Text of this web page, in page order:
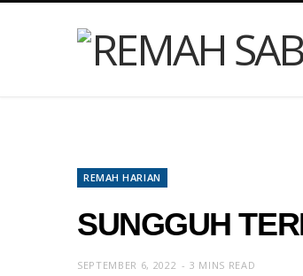
REMAH HARIAN
SUNGGUH
SEPTEMBER 6, 2022 3 MINS READ